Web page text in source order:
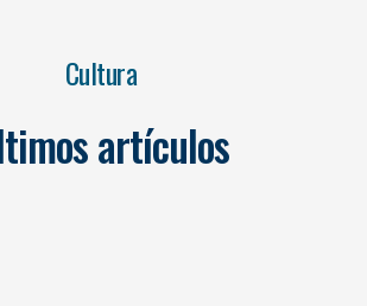
Cultura
artículos